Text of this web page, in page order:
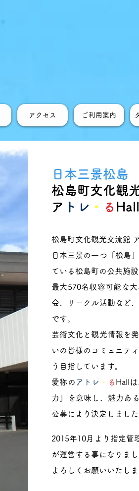
アクセス ご利用案内
日本三景松島
松島町文化観
​ アトレ ・ る
松島町文化観光交流館
日本三景の一つ「松島
ている松島町の公共施設
最大570名収容可能な
会、サークル活動など
です。
芸術文化と観光情報を
いの皆様のコミュニテ
う目指しています。
愛称の アトレ ・ る Hall
力」を意味し、魅力あ
公募により決定しました
2015年10月より指定管
が運営する事になりまし
よろしくお願いいたしま